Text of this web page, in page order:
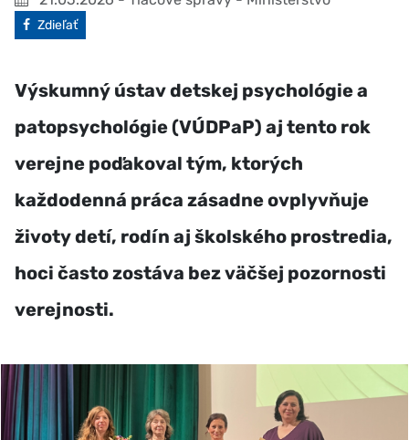
Facebook
Zdieľať
Výskumný ústav detskej psychológie a
patopsychológie (VÚDPaP) aj tento rok
verejne poďakoval tým, ktorých
každodenná práca zásadne ovplyvňuje
životy detí, rodín aj školského prostredia,
hoci často zostáva bez väčšej pozornosti
verejnosti.